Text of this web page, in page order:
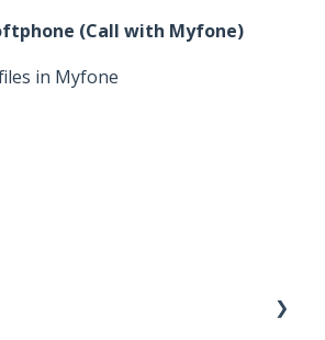
(Call with Myfone)
in Myfone